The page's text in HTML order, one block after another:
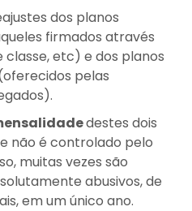
dos planos
firmados através
classe, etc) e dos planos
pelas
destes dois
não é controlado pelo
muitas vezes são
abusivos, de
em um único ano.